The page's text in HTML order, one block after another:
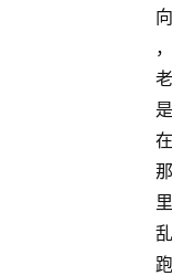
向
，
老
是
在
那
里
乱
跑